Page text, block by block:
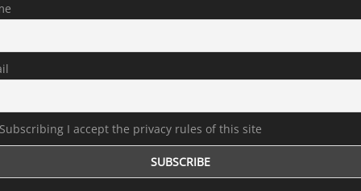
I accept the privacy rules of this site